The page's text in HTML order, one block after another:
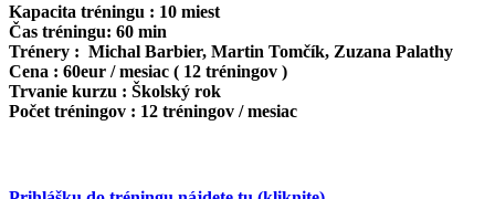
Kapacita tréningu : 10 miest
Čas tréningu: 60 min
Trénery : Michal Barbier, Martin Tomčík, Zuzana Palathy
Cena : 60eur / mesiac ( 12 tréningov )
Trvanie kurzu : Školský rok
Počet tréningov : 12 tréningov / mesiac